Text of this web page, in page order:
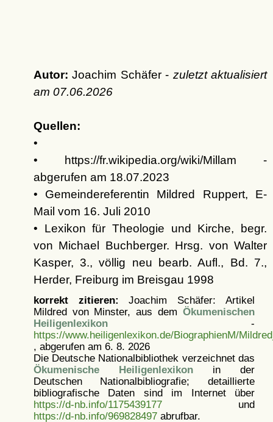
Autor: Joachim Schäfer - zuletzt aktualisiert
am 07.06.2026
Quellen:
•
• https://fr.wikipedia.org/wiki/Millam -
abgerufen am 18.07.2023
• Gemeindereferentin Mildred Ruppert, E-
Mail vom 16. Juli 2010
• Lexikon für Theologie und Kirche, begr.
von Michael Buchberger. Hrsg. von Walter
Kasper, 3., völlig neu bearb. Aufl., Bd. 7.,
Herder, Freiburg im Breisgau 1998
korrekt zitieren: Joachim Schäfer: Artikel
Mildred von Minster, aus dem Ökumenischen
Heiligenlexikon-
https://www.heiligenlexikon.de/BiographienM/
, abgerufen am 6. 8. 2026
Die Deutsche Nationalbibliothek verzeichnet das
Ökumenische Heiligenlexikonin der
Deutschen Nationalbibliografie; detaillierte
bibliografische Daten sind im Internet über
https://d-nb.info/1175439177und
https://d-nb.info/969828497abrufbar.